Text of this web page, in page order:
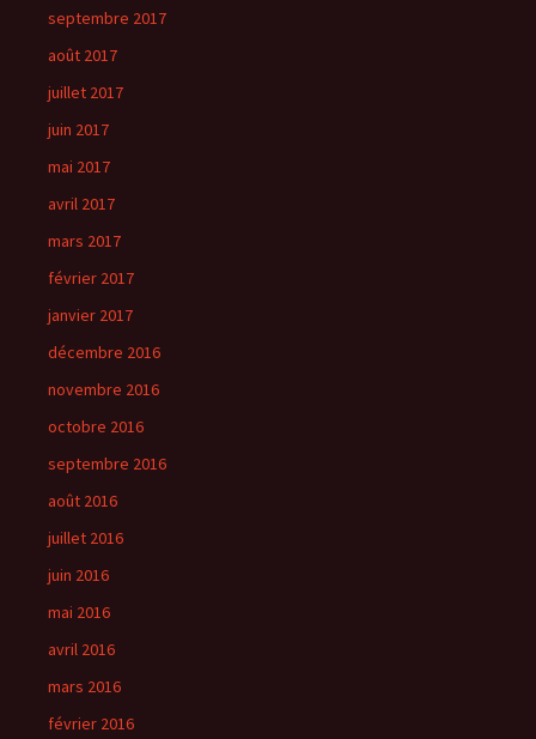
septembre 2017
août 2017
juillet 2017
juin 2017
mai 2017
avril 2017
mars 2017
février 2017
janvier 2017
décembre 2016
novembre 2016
octobre 2016
septembre 2016
août 2016
juillet 2016
juin 2016
mai 2016
avril 2016
mars 2016
février 2016